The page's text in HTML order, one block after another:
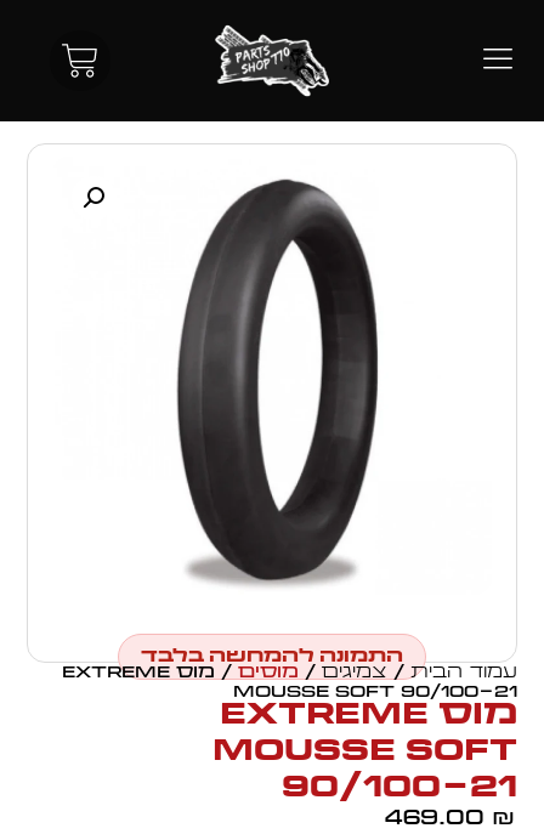
התמונה להמחשה בלבד
עמוד הבית/ צמיגים / מוסים
/ מוס EXTREME
MOUSSE SOFT 90/100-21
מוס EXTREME
MOUSSE SOFT
90/100-21
469.00 ₪